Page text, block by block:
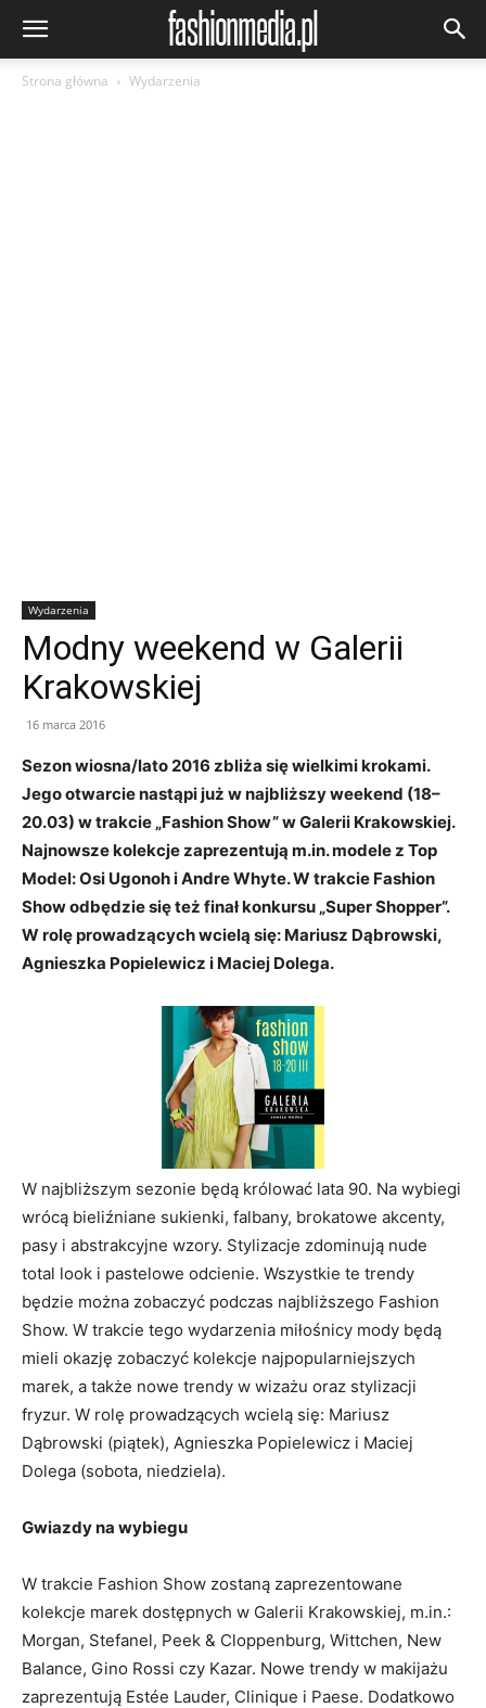
Strona główna Wydarzenia
Wydarzenia
Modny weekend w Galerii
Krakowskiej
16 marca 2016
Sezon wiosna/lato 2016 zbliża się wielkimi krokami.
Jego otwarcie nastąpi już w najbliższy weekend (18–
20.03) w trakcie „Fashion Show” w Galerii Krakowskiej.
Najnowsze kolekcje zaprezentują m.in.modele z Top
Model: Osi Ugonoh i Andre Whyte. W trakcie Fashion
Show odbędzie się też finał konkursu „Super Shopper”.
W rolę prowadzących wcielą się: Mariusz Dąbrowski,
Agnieszka Popielewicz i Maciej Dolega.
W najbliższym sezonie będą królować lata 90. Na wybiegi
wrócą bieliźniane sukienki, falbany, brokatowe akcenty,
pasy i abstrakcyjne wzory. Stylizacje zdominują nude
total look i pastelowe odcienie. Wszystkie te trendy
będzie można zobaczyć podczas najbliższego Fashion
Show. W trakcie tego wydarzenia miłośnicy mody będą
mieli okazję zobaczyć kolekcje najpopularniejszych
marek, a także nowe trendy w wizażu oraz stylizacji
fryzur. W rolę prowadzących wcielą się: Mariusz
Dąbrowski (piątek), Agnieszka Popielewicz i Maciej
Dolega (sobota, niedziela).
Gwiazdy na wybiegu
W trakcie Fashion Show zostaną zaprezentowane
kolekcje marek dostępnych w Galerii Krakowskiej, m.in.:
Morgan, Stefanel, Peek & Cloppenburg, Wittchen, New
Balance, Gino Rossi czy Kazar. Nowe trendy w makijażu
zaprezentują Estée Lauder, Clinique i Paese. Dodatkowo